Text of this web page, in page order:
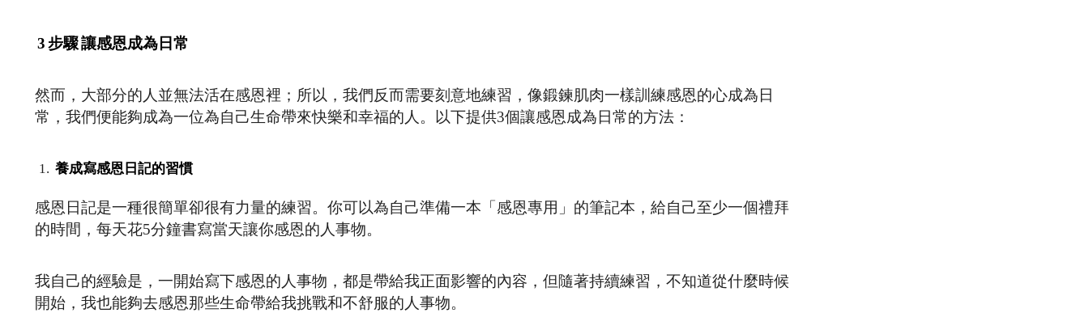
3步驟讓感恩成為日常
然而，大部分的人並無法活在感恩裡；所以，我們反而需要刻意地練習，像鍛鍊肌肉一樣訓練感恩的心成為日
常，我們便能夠成為一位為自己生命帶來快樂和幸福的人。以下提供3個讓感恩成為日常的方法：
養成寫感恩日記的習慣
感恩日記是一種很簡單卻很有力量的練習。你可以為自己準備一本「感恩專用」的筆記本，給自己至少一個禮拜
的時間，每天花5分鐘書寫當天讓你感恩的人事物。
我自己的經驗是，一開始寫下感恩的人事物，都是帶給我正面影響的內容，但隨著持續練習，不知道從什麼時候
開始，我也能夠去感恩那些生命帶給我挑戰和不舒服的人事物。